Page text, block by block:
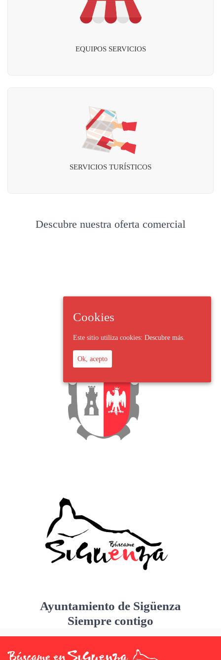
EQUIPOS SERVICIOS
SERVICIOS TURÍSTICOS
Descubre nuestra oferta comercial
Ayuntamiento de Sigüenza
Siempre contigo
Cookies
Este sitio utiliza cookies: Descubre más.
Ok, acepto